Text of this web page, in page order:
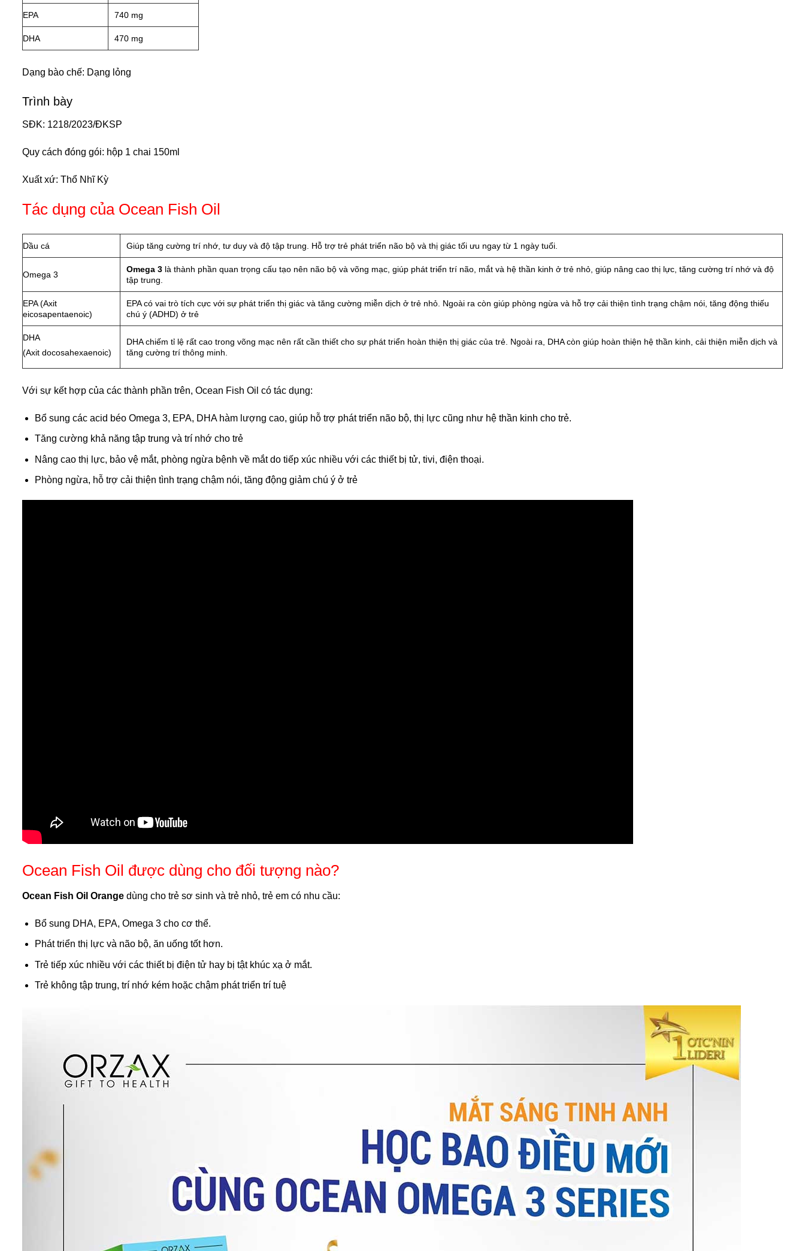
EPA 740 mg
DHA 470 mg
Dạng bào chế: Dạng lỏng
Trình bày
SĐK: 1218/2023/ĐKSP
Quy cách đóng gói: hộp 1 chai 150ml
Xuất xứ: Thổ Nhĩ Kỳ
Tác dụng của Ocean Fish Oil
Dầu cá Giúp tăng cường trí nhớ, tư duy và độ tập trung. Hỗ trợ trẻ phát triển não bộ và thị giác tối ưu ngay từ 1 ngày tuổi.
Omega 3
Omega 3 là thành phần quan trọng cấu tạo nên não bộ và võng mạc, giúp phát triển trí não, mắt và hệ thần kinh ở trẻ nhỏ, giúp nâng cao thị lực, tăng cường trí nhớ và độ
tập trung.
EPA (Axit
eicosapentaenoic)
EPA có vai trò tích cực với sự phát triển thị giác và tăng cường miễn dịch ở trẻ nhỏ. Ngoài ra còn giúp phòng ngừa và hỗ trợ cải thiện tình trạng chậm nói, tăng động thiếu
chú ý (ADHD) ở trẻ
DHA
(Axit docosahexaenoic)
DHA chiếm tỉ lệ rất cao trong võng mạc nên rất cần thiết cho sự phát triển hoàn thiện thị giác của trẻ. Ngoài ra, DHA còn giúp hoàn thiện hệ thần kinh, cải thiện miễn dịch và
tăng cường trí thông minh.
Với sự kết hợp của các thành phần trên, Ocean Fish Oil có tác dụng:
Bổ sung các acid béo Omega 3, EPA, DHA hàm lượng cao, giúp hỗ trợ phát triển não bộ, thị lực cũng như hệ thần kinh cho trẻ.
Tăng cường khả năng tập trung và trí nhớ cho trẻ
Nâng cao thị lực, bảo vệ mắt, phòng ngừa bệnh về mắt do tiếp xúc nhiều với các thiết bị tử, tivi, điện thoại.
Phòng ngừa, hỗ trợ cải thiện tình trạng chậm nói, tăng động giảm chú ý ở trẻ
Ocean Fish Oil được dùng cho đối tượng nào?
Ocean Fish Oil Orange dùng cho trẻ sơ sinh và trẻ nhỏ, trẻ em có nhu cầu:
Bổ sung DHA, EPA, Omega 3 cho cơ thể.
Phát triển thị lực và não bộ, ăn uống tốt hơn.
Trẻ tiếp xúc nhiều với các thiết bị điện tử hay bị tật khúc xạ ở mắt.
Trẻ không tập trung, trí nhớ kém hoặc chậm phát triển trí tuệ